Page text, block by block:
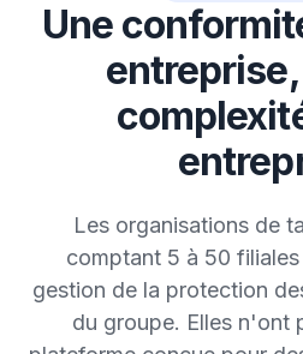
Une
Les organisations de
comptant 5 à 50
gestion de la protection
du groupe. Elles n'ont